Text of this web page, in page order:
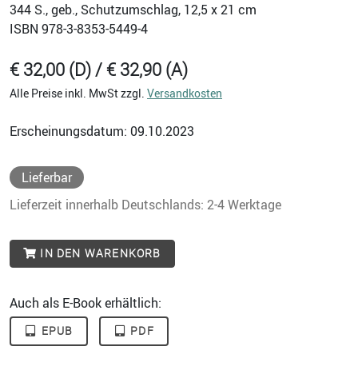
344 S., geb., Schutzumschlag, 12,5 x 21 cm
ISBN 978-3-8353-5449-4
€ 32,00 (D) / € 32,90 (A)
Alle Preise inkl. MwSt zzgl. Versandkosten
Erscheinungsdatum: 09.10.2023
Lieferbar
Lieferzeit innerhalb Deutschlands: 2-4 Werktage
IN DEN WARENKORB
Auch als E-Book erhältlich:
EPUB PDF